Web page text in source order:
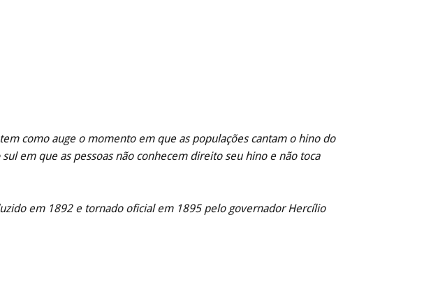
como auge o momento em que as populações cantam o hino do
em que as pessoas não conhecem direito seu hino e não toca
em 1892 e tornado oficial em 1895 pelo governador Hercílio